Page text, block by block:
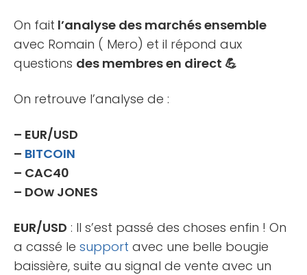
On fait l’analyse des marchés ensemble
avec Romain ( Mero) et il répond aux
questions des membres en direct 💪
On retrouve l’analyse de :
– EUR/USD
– BITCOIN
– CAC40
– DOw JONES
EUR/USD : Il s’est passé des choses enfin ! On
a cassé le support avec une belle bougie
baissière, suite au signal de vente avec un